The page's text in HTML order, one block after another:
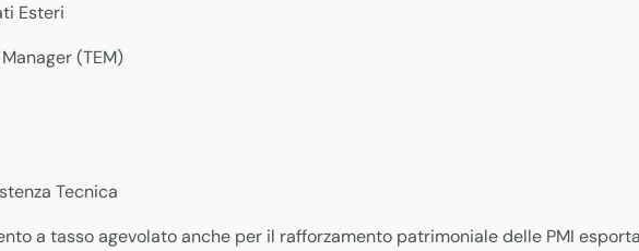
Esteri
(TEM)
Tecnica
a tasso agevolato anche per il rafforzamento patrimoniale delle PMI